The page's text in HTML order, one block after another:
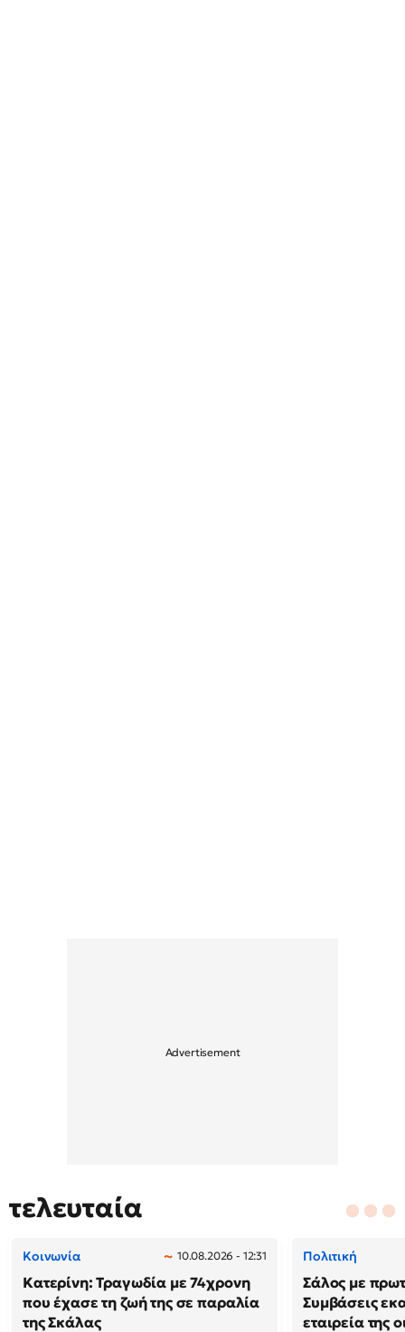
τελευταία
Κοινωνία 10.08.2026 - 12:31
Κατερίνη: Τραγωδία με 74χρονη
που έχασε τη ζωή της σε παραλία
της Σκάλας
Πολιτική
Σάλος με
Συμβάσεις
εταιρεία της